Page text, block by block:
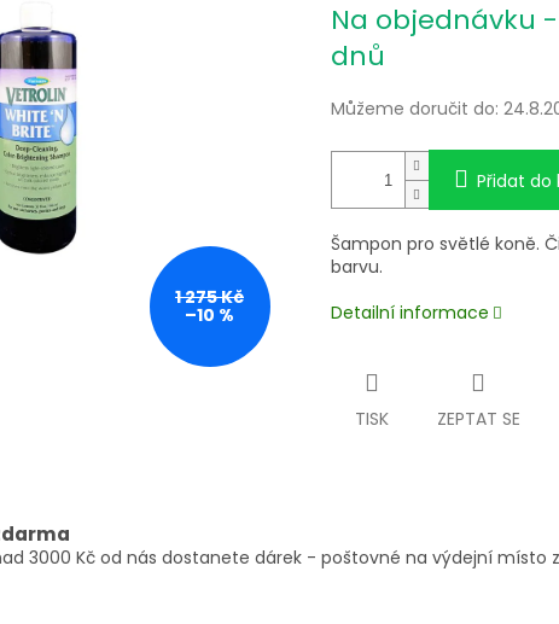
1 275 Kč
–10 %
Na objednávku
dnů
Můžeme doručit do:
Přidat do
Šampon pro světlé koně.
barvu.
Detailní informace
TISK ZEPTAT SE
3000 Kč od nás dostanete dárek - poštovné na výdejní místo